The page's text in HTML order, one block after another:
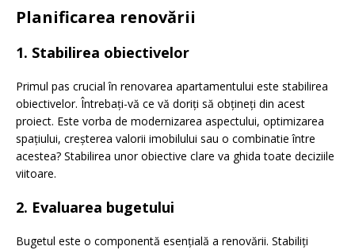
Planificarea renovării
1. Stabilirea obiectivelor
Primul pas crucial în renovarea apartamentului este stabilirea
obiectivelor. Întrebați-vă ce vă doriți să obțineți din acest
proiect. Este vorba de modernizarea aspectului, optimizarea
spațiului, creșterea valorii imobilului sau o combinatie între
acestea? Stabilirea unor obiective clare va ghida toate deciziile
viitoare.
2. Evaluarea bugetului
Bugetul este o componentă esențială a renovării. Stabiliți